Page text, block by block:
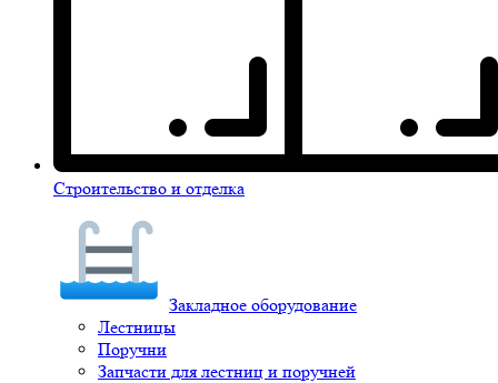
Строительство и отделка
Закладное оборудование
Лестницы
Поручни
Запчасти для лестниц и поручней